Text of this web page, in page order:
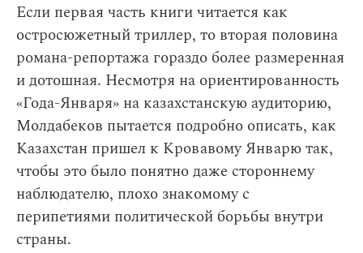
Если первая часть книги читается как
остросюжетный триллер, то вторая половина
романа-репортажа гораздо более размеренная
и дотошная. Несмотря на ориентированность
«Года-Января» на казахстанскую аудиторию,
Молдабеков пытается подробно описать, как
Казахстан пришел к Кровавому Январю так,
чтобы это было понятно даже стороннему
наблюдателю, плохо знакомому с
перипетиями политической борьбы внутри
страны.